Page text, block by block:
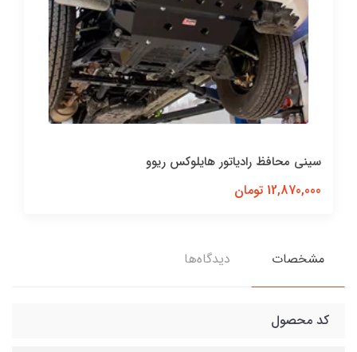
سینی محافظ رادیاتور هایلوکس ریوو
12,870,000 تومان
مشخصات دیدگاه‌ها
کد محصول